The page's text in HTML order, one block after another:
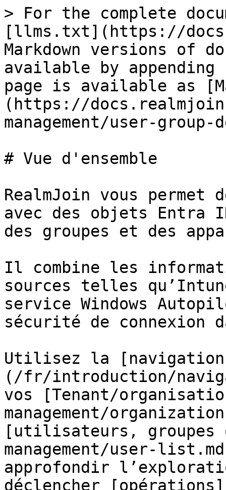
> For the complete
[llms.txt](https://
Markdown versions of
available by
page is available as
(https://
management/user-group-
# Vue d'ensemble
RealmJoin vous
avec des objets Entra
des groupes et des
Il combine les
sources telles
service Windows
sécurité de connexion
Utilisez la
(/fr/introduction/
vos [Tenant/
management/
[utilisateurs,
management/user-
approfondir
déclencher [opérations]